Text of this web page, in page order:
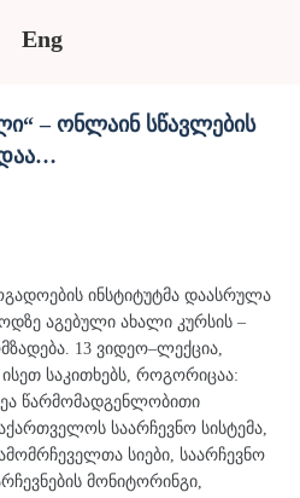
Eng
– ონლაინ სწავლების
ინსტიტუტმა დაასრულა
აგებული ახალი კურსის –
13 ვიდეო–ლექცია,
ისეთ საკითხებს, როგორიცაა:
წარმომადგენლობითი
საარჩევნო სისტემა,
სიები, საარჩევნო
მონიტორინგი,